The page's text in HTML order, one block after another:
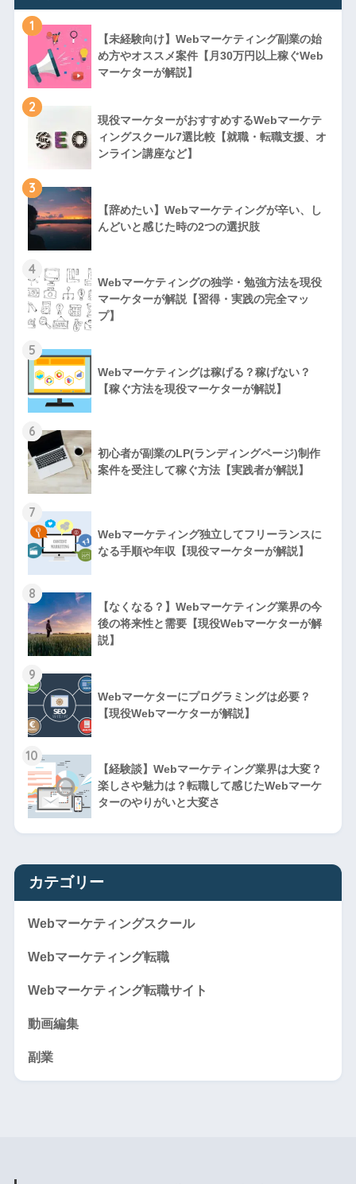
1
【未経験向け】Webマーケティング副業の始
め方やオススメ案件【月30万円以上稼ぐWeb
マーケターが解説】
2
現役マーケターがおすすめするWebマーケテ
ィングスクール7選比較【就職・転職支援、オ
ンライン講座など】
3
【辞めたい】Webマーケティングが辛い、し
んどいと感じた時の2つの選択肢
4
Webマーケティングの独学・勉強方法を現役
マーケターが解説【習得・実践の完全マッ
プ】
5
Webマーケティングは稼げる？稼げない？
【稼ぐ方法を現役マーケターが解説】
6
初心者が副業のLP(ランディングページ)制作
案件を受注して稼ぐ方法【実践者が解説】
7
Webマーケティング独立してフリーランスに
なる手順や年収【現役マーケターが解説】
8
【なくなる？】Webマーケティング業界の今
後の将来性と需要【現役Webマーケターが解
説】
9
Webマーケターにプログラミングは必要？
【現役Webマーケターが解説】
10
【経験談】Webマーケティング業界は大変？
楽しさや魅力は？転職して感じたWebマーケ
ターのやりがいと大変さ
カテゴリー
Webマーケティングスクール
Webマーケティング転職
Webマーケティング転職サイト
動画編集
副業